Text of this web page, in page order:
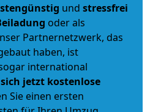
und stressfrei
oder als
Partnernetzwerk, das
haben, ist
international
sich jetzt kostenlose
Sie einen ersten